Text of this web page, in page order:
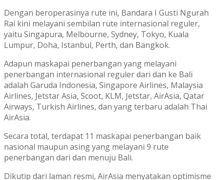
Dengan beroperasinya rute ini, Bandara I Gusti Ngurah
Rai kini melayani sembilan rute internasional reguler,
yaitu Singapura, Melbourne, Sydney, Tokyo, Kuala
Lumpur, Doha, Istanbul, Perth, dan Bangkok.
Adapun maskapai penerbangan yang melayani
penerbangan internasional reguler dari dan ke Bali
adalah Garuda Indonesia, Singapore Airlines, Malaysia
Airlines, Jetstar Asia, Scoot, KLM, Jetstar, AirAsia, Qatar
Airways, Turkish Airlines, dan yang terbaru adalah Thai
AirAsia.
Secara total, terdapat 11 maskapai penerbangan baik
nasional maupun asing yang melayani 9 rute
penerbangan dari dan menuju Bali.
Dikutip dari laman resmi, AirAsia menyatakan optimisme